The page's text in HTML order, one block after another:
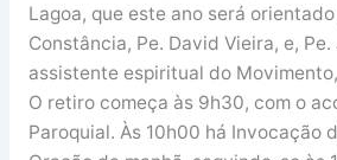
Lagoa, que este ano será
Constância, Pe. David Vieira, e,
assistente espiritual do
O retiro começa às 9h30, com o
Paroquial. Às 10h00 há Invocação